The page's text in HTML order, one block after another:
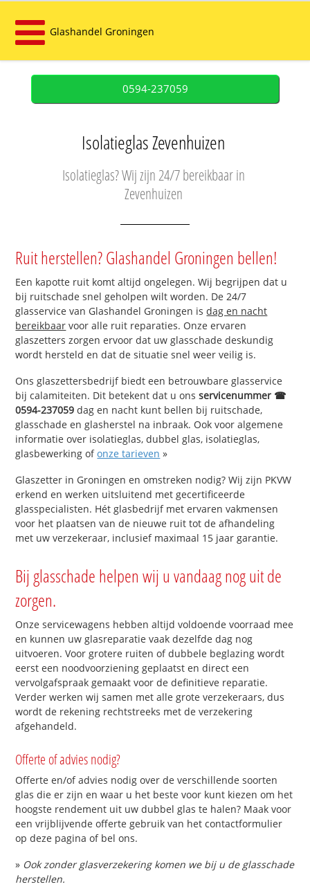
Glashandel Groningen
0594-237059
Isolatieglas Zevenhuizen
Isolatieglas? Wij zijn 24/7 bereikbaar in
Zevenhuizen
Ruit herstellen? Glashandel Groningen bellen!
Een kapotte ruit komt altijd ongelegen. Wij begrijpen dat u
bij ruitschade snel geholpen wilt worden. De 24/7
glasservice van Glashandel Groningen isdag en nacht
bereikbaar voor alle ruit reparaties. Onze ervaren
glaszetters zorgen ervoor dat uw glasschade deskundig
wordt hersteld en dat de situatie snel weer veilig is.
Ons glaszettersbedrijf biedt een betrouwbare glasservice
bij calamiteiten. Dit betekent dat u onsservicenummer ☎
0594-237059 dag en nacht kunt bellen bij ruitschade,
glasschade en glasherstel na inbraak. Ook voor algemene
informatie over isolatieglas, dubbel glas, isolatieglas,
glasbewerking ofonze tarieven »
Glaszetter in Groningen en omstreken nodig? Wij zijn PKVW
erkend en werken uitsluitend met gecertificeerde
glasspecialisten. Hét glasbedrijf met ervaren vakmensen
voor het plaatsen van de nieuwe ruit tot de afhandeling
met uw verzekeraar, inclusief maximaal 15 jaar garantie.
Bij glasschade helpen wij u vandaag nog uit de
zorgen.
Onze servicewagens hebben altijd voldoende voorraad mee
en kunnen uw glasreparatie vaak dezelfde dag nog
uitvoeren. Voor grotere ruiten of dubbele beglazing wordt
eerst een noodvoorziening geplaatst en direct een
vervolgafspraak gemaakt voor de definitieve reparatie.
Verder werken wij samen met alle grote verzekeraars, dus
wordt de rekening rechtstreeks met de verzekering
afgehandeld.
Offerte of advies nodig?
Offerte en/of advies nodig over de verschillende soorten
glas die er zijn en waar u het beste voor kunt kiezen om het
hoogste rendement uit uw dubbel glas te halen? Maak voor
een vrijblijvende offerte gebruik van het contactformulier
op deze pagina of bel ons.
» Ook zonder glasverzekering komen we bij u de glasschade
herstellen.